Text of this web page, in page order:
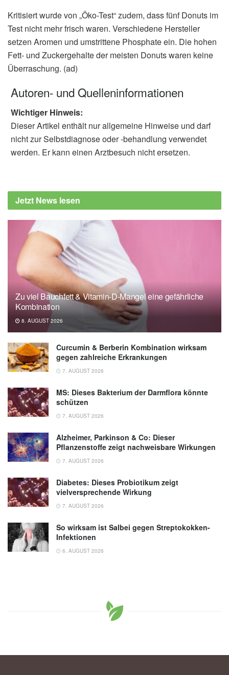
Kritisiert wurde von „Öko-Test“ zudem, dass fünf Donuts im
Test nicht mehr frisch waren. Verschiedene Hersteller
setzen Aromen und umstrittene Phosphate ein. Die hohen
Fett- und Zuckergehalte der meisten Donuts waren keine
Überraschung. (ad)
Autoren- und Quelleninformationen
Wichtiger Hinweis:
Dieser Artikel enthält nur allgemeine Hinweise und darf
nicht zur Selbstdiagnose oder -behandlung verwendet
werden. Er kann einen Arztbesuch nicht ersetzen.
Jetzt News lesen
Zu viel Bauchfett & Vitamin-D-Mangel eine gefährliche
Kombination
8. AUGUST 2026
Curcumin & Berberin Kombination wirksam
gegen zahlreiche Erkrankungen
7. AUGUST 2026
MS: Dieses Bakterium der Darmflora könnte
schützen
7. AUGUST 2026
Alzheimer, Parkinson & Co: Dieser
Pflanzenstoffe zeigt nachweisbare Wirkungen
7. AUGUST 2026
Diabetes: Dieses Probiotikum zeigt
vielversprechende Wirkung
7. AUGUST 2026
So wirksam ist Salbei gegen Streptokokken-
Infektionen
6. AUGUST 2026